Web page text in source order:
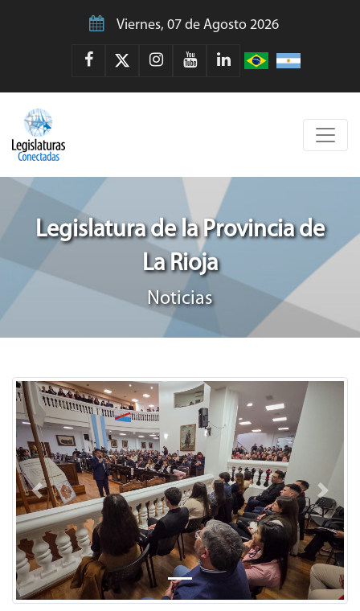
Viernes, 07 de Agosto 2026
Legislatura de la Provincia de
La Rioja
Noticias
Previous Next